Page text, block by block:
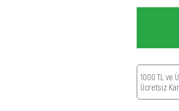
1000 TL ve
Ücretsiz